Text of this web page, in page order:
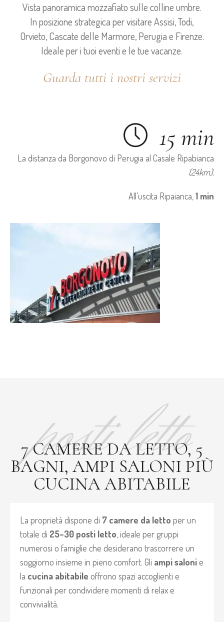
Vista panoramica mozzafiato sulle colline umbre.
In posizione strategica per visitare Assisi, Todi,
Orvieto, Cascate delle Marmore, Perugia e Firenze.
Ideale per i tuoi eventi e le tue vacanze.
Guarda tutti i nostri servizi
15 min
La distanza da Borgonovo di Perugia al Casale Ripabianca
(24km).
All’uscita Ripaianca,1 min
posti letto
7 CAMERE DA LETTO, 5
BAGNI, AMPI SALONI PIÙ
CUCINA ABITABILE
La proprietà dispone di 7 camere da letto per un
totale di 25–30 posti letto, ideale per gruppi
numerosi o famiglie che desiderano trascorrere un
soggiorno insieme in pieno comfort. Gli ampi salonie
la cucina abitabile offrono spazi accoglienti e
funzionali per condividere momenti di relax e
convivialità.